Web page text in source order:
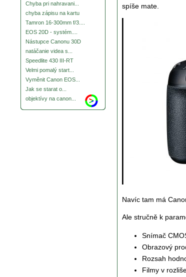
Chyba pri nahravani...
chyba zápisu na kartu
Tamron 16-300mm f/3....
EOS 20D - systém....
Nástupce Canonu 30D
natáčanie videa s...
Speedlite 430 III-RT
Velmi pomalý start...
Vyměnit Canon EOS...
Jak se starat o...
objektívy na canon...
spíše mate.
Navíc tam má
Ale stručně k
Snímač
Obrazový
Rozsah
Filmy v